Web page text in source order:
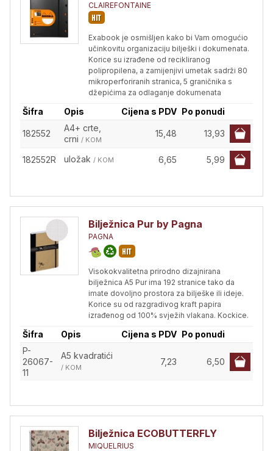
CLAIREFONTAINE
Exabook je osmišljen kako bi Vam omogućio
učinkovitu organizaciju bilješki i dokumenata.
Korice su izrađene od recikliranog
polipropilena, a zamijenjivi umetak sadrži 80
mikroperforiranih stranica, 5 graničnika s
džepićima za odlaganje dokumenata
Šifra Opis Cijena s PDV Po ponudi
182552
A4+ crte,
crni / KOM
15,48 13,93
182552R uložak / KOM 6,65 5,99
Bilježnica Pur by Pagna
PAGNA
Visokokvalitetna prirodno dizajnirana
bilježnica A5 Pur ima 192 stranice tako da
imate dovoljno prostora za bilješke ili ideje.
Korice su od razgradivog kraft papira
izrađenog od 100% svježih vlakana. Kockice.
Šifra Opis Cijena s PDV Po ponudi
P-
26067-
11
A5 kvadratići
/ KOM
7,23 6,50
Bilježnica ECOBUTTERFLY
MIQUELRIUS